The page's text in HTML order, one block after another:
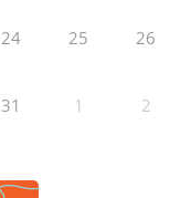
24 25 26
31 1 2